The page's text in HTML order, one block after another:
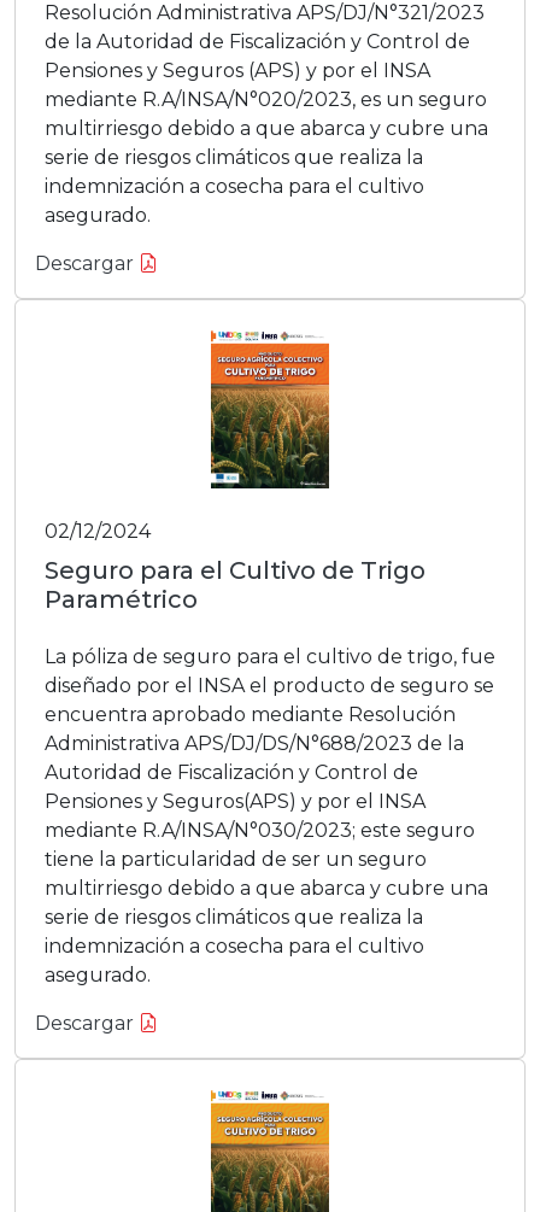
Resolución Administrativa APS/DJ/N°321/2023
de la Autoridad de Fiscalización y Control de
Pensiones y Seguros (APS) y por el INSA
mediante R.A/INSA/N°020/2023, es un seguro
multirriesgo debido a que abarca y cubre una
serie de riesgos climáticos que realiza la
indemnización a cosecha para el cultivo
asegurado.
Descargar
02/12/2024
Seguro para el Cultivo de Trigo
Paramétrico
La póliza de seguro para el cultivo de trigo, fue
diseñado por el INSA el producto de seguro se
encuentra aprobado mediante Resolución
Administrativa APS/DJ/DS/N°688/2023 de la
Autoridad de Fiscalización y Control de
Pensiones y Seguros(APS) y por el INSA
mediante R.A/INSA/N°030/2023; este seguro
tiene la particularidad de ser un seguro
multirriesgo debido a que abarca y cubre una
serie de riesgos climáticos que realiza la
indemnización a cosecha para el cultivo
asegurado.
Descargar